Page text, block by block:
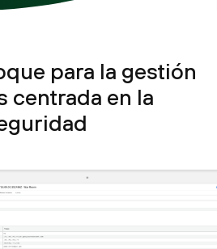
para la gestión
centrada en la